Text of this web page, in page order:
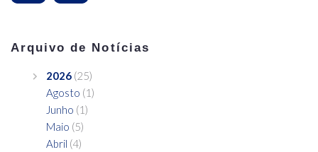
Arquivo de Notícias
2026 (25)
Agosto (1)
Junho (1)
Maio (5)
Abril (4)